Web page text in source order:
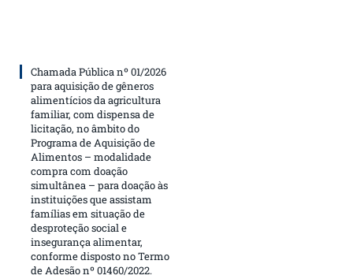
Chamada Pública nº 01/2026
para aquisição de gêneros
alimentícios da agricultura
familiar, com dispensa de
licitação, no âmbito do
Programa de Aquisição de
Alimentos – modalidade
compra com doação
simultânea – para doação às
instituições que assistam
famílias em situação de
desproteção social e
insegurança alimentar,
conforme disposto no Termo
de Adesão nº 01460/2022.